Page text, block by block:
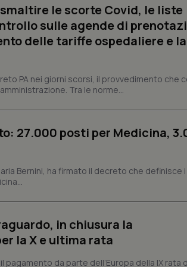
le scorte Covid, le liste
sulle agende di
delle tariffe ospedaliere e la
PA nei giorni scorsi, il provvedimento che
Tra le norme...
27.000 posti per Medicina,
Bernini, ha firmato il decreto che definisce
in chiusura la
la X e ultima rata
da parte dell’Europa della IX rata
Statistici Marketing
il sito web abilitandone funzionalità di base quali la
è in grado di funzionare correttamente senza questi
5 mesi 4
Questo cookie viene utilizzato
preferenze siano onorate nelle
dei cookie di Cookie-Script.com
4
Questo cookie è impostato
settimane
assegnare un identificatore